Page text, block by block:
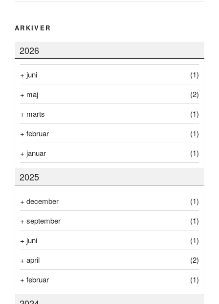
ARKIVER
2026
+ juni
(1)
+ maj
(2)
+ marts
(1)
+ februar
(1)
+ januar (1)
2025
+ december
(1)
+ september
(1)
+ juni
(1)
+ april
(2)
+ februar (1)